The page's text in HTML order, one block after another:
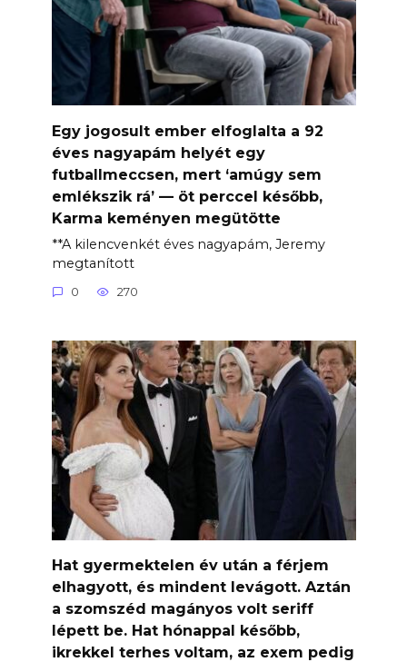
Egy jogosult ember elfoglalta a 92
éves nagyapám helyét egy
futballmeccsen, mert ‘amúgy sem
emlékszik rá’ — öt perccel később,
Karma keményen megütötte
**A kilencvenkét éves nagyapám, Jeremy
megtanított
0 270
Hat gyermektelen év után a férjem
elhagyott, és mindent levágott. Aztán
a szomszéd magányos volt seriff
lépett be. Hat hónappal később,
ikrekkel terhes voltam, az exem pedig